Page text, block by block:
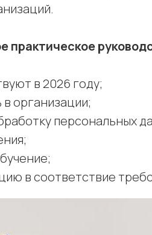
практическое
в 2026 году;
организации;
персональных
в соответствие